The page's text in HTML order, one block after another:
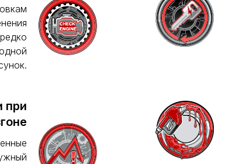
при